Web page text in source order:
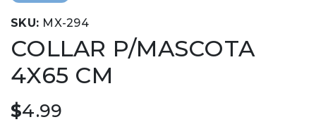
SKU: MX-294
COLLAR P/MASCOTA
4X65 CM
$4.99